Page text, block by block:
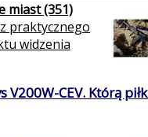
miast (351)
z praktycznego
widzenia
V200W-CEV. Którą